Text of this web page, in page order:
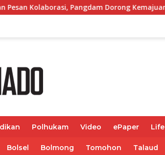
Pangdam Dorong Kemajuan Sulut
Polhukam Video ePaper
Bolsel Bolmong Tomohon Talaud